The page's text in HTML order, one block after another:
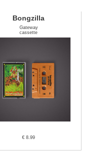
Bongzilla
Gateway
cassette
€ 8.99